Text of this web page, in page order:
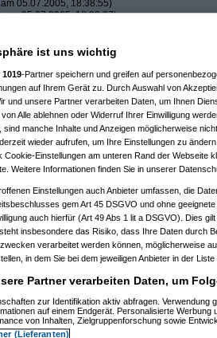
am 05.07.2005, 18:38:55)
am 05.07.2005, 18:39:07)
05.07.2005, 18:43:01)
am 05.07.2005, 18:43:31)
am 05.07.2005, 18:44:23)
am 05.07.2005, 18:44:27)
05.07.2005, 18:44:41)
am 05.07.2005, 18:47:36)
05.07.2005, 18:48:08)
05.07.2005, 18:48:49)
am 05.07.2005, 18:49:09)
ist uns wichtig
1019-Partner speichern und greifen auf
auf Ihrem Gerät zu. Durch Auswahl von
und unsere Partner verarbeiten Daten, um Ihnen
von Alle ablehnen oder Widerruf Ihrer Einwilligung
sind manche Inhalte und Anzeigen möglicherweise
wieder aufrufen, um Ihre Einstellungen zu
Cookie-Einstellungen am unteren Rand der Webseite
Weitere Informationen finden Sie in unserer
Einstellungen auch Anbieter umfassen, die
gem Art 45 DSGVO und ohne
auch hierfür (Art 49 Abs 1 lit a DSGVO). Dies
insbesondere das Risiko, dass Ihre Daten durch
verarbeitet werden können, möglicherweise
in dem Sie bei dem jeweiligen Anbieter in der
Partner verarbeiten Daten, um
zur Identifikation aktiv abfragen. Verwendung
auf einem Endgerät. Personalisierte Werbung
von Inhalten, Zielgruppenforschung sowie
(Lieferanten)